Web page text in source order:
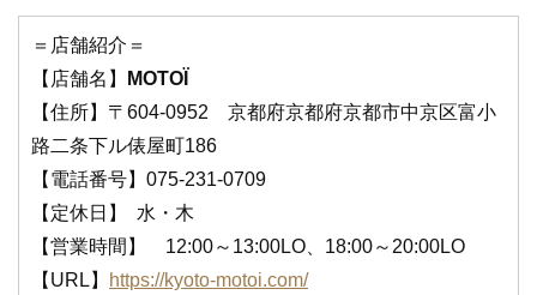
＝店舗紹介＝
【店舗名】
MOTOÏ
【住所】〒604-0952 京都府京都府京都市中京区富小
路二条下ル俵屋町186
【電話番号】075-231-0709
【定休日】 水・木
【営業時間】 12:00～13:00LO、18:00～20:00LO
【URL】
https://kyoto-motoi.com/